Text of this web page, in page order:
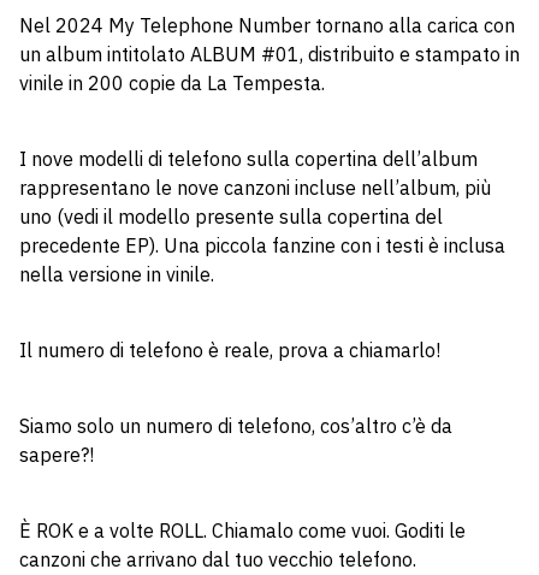
Nel 2024 My Telephone Number tornano alla carica con
un album intitolato ALBUM #01, distribuito e stampato in
vinile in 200 copie da La Tempesta.
I nove modelli di telefono sulla copertina dell’album
rappresentano le nove canzoni incluse nell’album, più
uno (vedi il modello presente sulla copertina del
precedente EP). Una piccola fanzine con i testi è inclusa
nella versione in vinile.
Il numero di telefono è reale, prova a chiamarlo!
Siamo solo un numero di telefono, cos’altro c’è da
sapere?!
È ROK e a volte ROLL. Chiamalo come vuoi. Goditi le
canzoni che arrivano dal tuo vecchio telefono.